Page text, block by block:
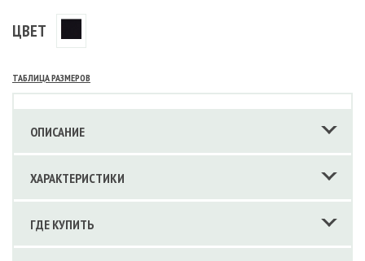
ЦВЕТ
ТАБЛИЦА РАЗМЕРОВ
ОПИСАНИЕ
ХАРАКТЕРИСТИКИ
ГДЕ КУПИТЬ